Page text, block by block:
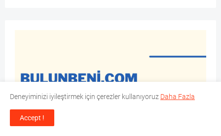
Deneyiminizi iyileştirmek için çerezler kullanıyoruz Daha Fazla
Accept !